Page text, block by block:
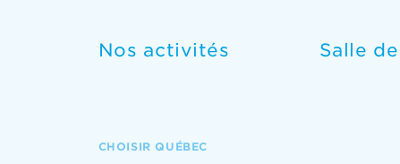
Nos activités Salle
CHOISIR QUÉBEC